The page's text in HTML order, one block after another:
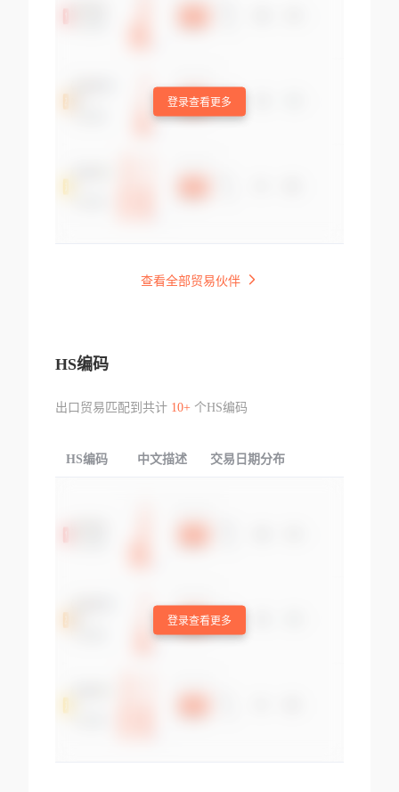
登录查看更多
查看全部贸易伙伴
HS编码
出口贸易匹配到共计 10+个HS编码
HS编码 中文描述 交易日期分布
登录查看更多